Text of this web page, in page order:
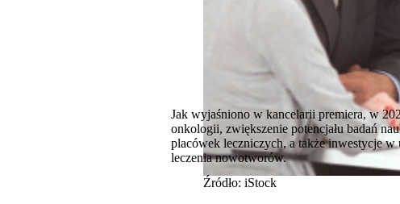
Źródło: iStock
Jak wyjaśniono w kancelarii premiera, w
onkologii, zwiększenie potencjału badań
placówek leczniczych, a także inwestycje
leczenia nowotworów.